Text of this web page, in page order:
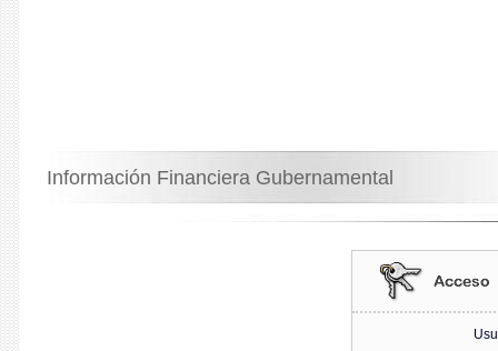
Información Financiera Gubernamental